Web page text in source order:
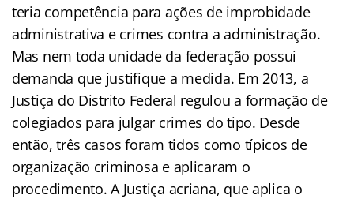
teria competência para ações de improbidade
administrativa e crimes contra a administração.
Mas nem toda unidade da federação possui
demanda que justifique a medida. Em 2013, a
Justiça do Distrito Federal regulou a formação de
colegiados para julgar crimes do tipo. Desde
então, três casos foram tidos como típicos de
organização criminosa e aplicaram o
procedimento. A Justiça acriana, que aplica o